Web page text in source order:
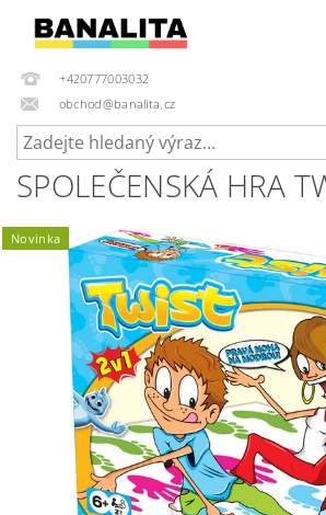
+420777003032
obchod@banalita.cz
SPOLEČENSKÁ HRA
Novinka